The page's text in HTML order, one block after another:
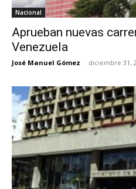
Nacional
Aprueban nuevas
Venezuela
José Manuel Gómez - diciembre 31,